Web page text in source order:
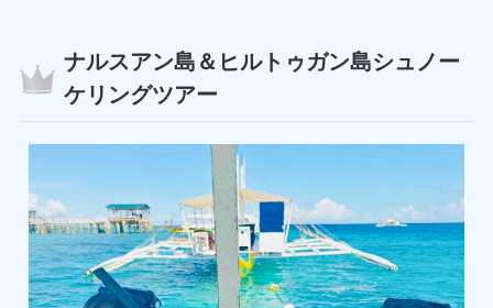
ナルスアン島＆ヒルトゥガン島シュノー
ケリングツアー